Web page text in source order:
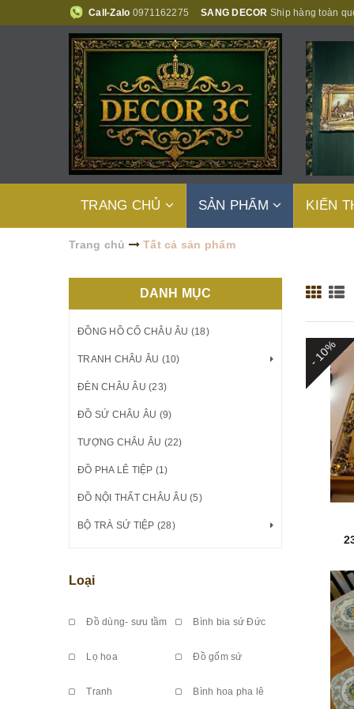
Call-Zalo 0971162275 SANG DECOR Ship hàng toàn
TRANG CHỦ SẢN PHẨM KIẾN
Trang chủ Tất cả sản phẩm
- 10%
DANH MỤC
ĐỒNG HỒ CỔ CHÂU ÂU (18)
TRANH CHÂU ÂU (10)
ĐÈN CHÂU ÂU (23)
ĐỒ SỨ CHÂU ÂU (9)
TƯỢNG CHÂU ÂU (22)
ĐỒ PHA LÊ TIỆP (1)
ĐỒ NỘI THẤT CHÂU ÂU (5)
BỘ TRÀ SỨ TIỆP (28)
Loại
Đồ dùng- sưu tầm Bình bia sứ Đức
Lọ hoa Đồ gốm sứ
Tranh Bình hoa pha lê